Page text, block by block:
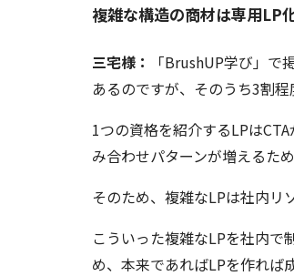
複雑な構造の商材は専用LP
三宅様：
「BrushUP学び」
あるのですが、そのうち3割
1つの資格を紹介するLPは
み合わせパターンが増えるた
そのため、複雑なLPは社内リ
こういった複雑なLPを社内で
め、本来であればLPを作れば